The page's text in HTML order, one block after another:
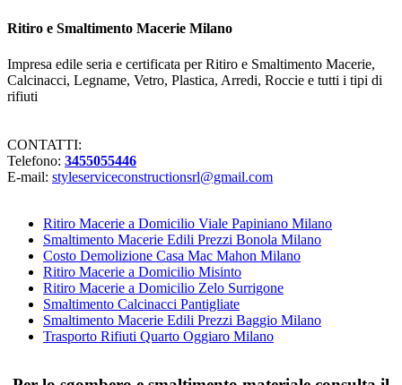
Ritiro e Smaltimento Macerie Milano
Impresa edile seria e certificata per Ritiro e Smaltimento Macerie,
Calcinacci, Legname, Vetro, Plastica, Arredi, Roccie e tutti i tipi di
rifiuti
CONTATTI:
Telefono: 3455055446
E-mail: styleserviceconstructionsrl@gmail.com
Ritiro Macerie a Domicilio Viale Papiniano Milano
Smaltimento Macerie Edili Prezzi Bonola Milano
Costo Demolizione Casa Mac Mahon Milano
Ritiro Macerie a Domicilio Misinto
Ritiro Macerie a Domicilio Zelo Surrigone
Smaltimento Calcinacci Pantigliate
Smaltimento Macerie Edili Prezzi Baggio Milano
Trasporto Rifiuti Quarto Oggiaro Milano